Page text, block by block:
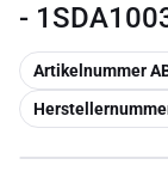
-
Kopieren
Artikelnummer
Kopieren